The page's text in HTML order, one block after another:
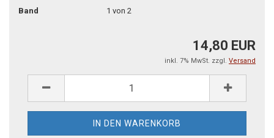
Band
1 von 2
14,80 EUR
inkl. 7% MwSt. zzgl. Versand